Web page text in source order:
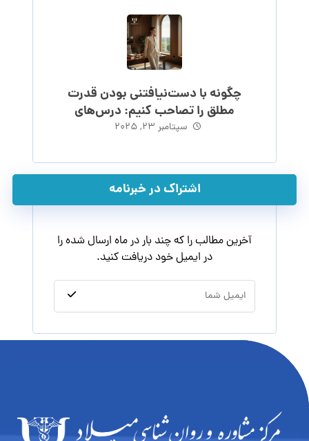
چگونه با دست‌نیافتنی بودن قدرت
مطلق را تصاحب کنیم: درس‌های
ماکیاولی
سپتامبر ۲۳, ۲۰۲۵
اشتراک در خبرنامه
آخرین مطالب را که چند بار در ماه ارسال شده را
در ایمیل خود دریافت کنید.